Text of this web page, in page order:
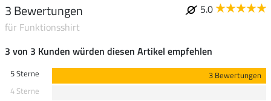
3 Bewertungen
5.0
für Funktionsshirt
3 von 3 Kunden würden diesen Artikel empfehlen
5 Sterne
3 Bewertungen
4 Sterne